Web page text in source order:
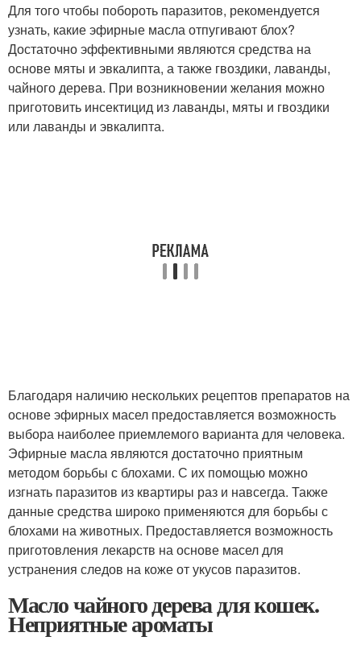
Для того чтобы побороть паразитов, рекомендуется
узнать, какие эфирные масла отпугивают блох?
Достаточно эффективными являются средства на
основе мяты и эвкалипта, а также гвоздики, лаванды,
чайного дерева. При возникновении желания можно
приготовить инсектицид из лаванды, мяты и гвоздики
или лаванды и эвкалипта.
Благодаря наличию нескольких рецептов препаратов на
основе эфирных масел предоставляется возможность
выбора наиболее приемлемого варианта для человека.
Эфирные масла являются достаточно приятным
методом борьбы с блохами. С их помощью можно
изгнать паразитов из квартиры раз и навсегда. Также
данные средства широко применяются для борьбы с
блохами на животных. Предоставляется возможность
приготовления лекарств на основе масел для
устранения следов на коже от укусов паразитов.
Масло чайного дерева для кошек.
Неприятные ароматы